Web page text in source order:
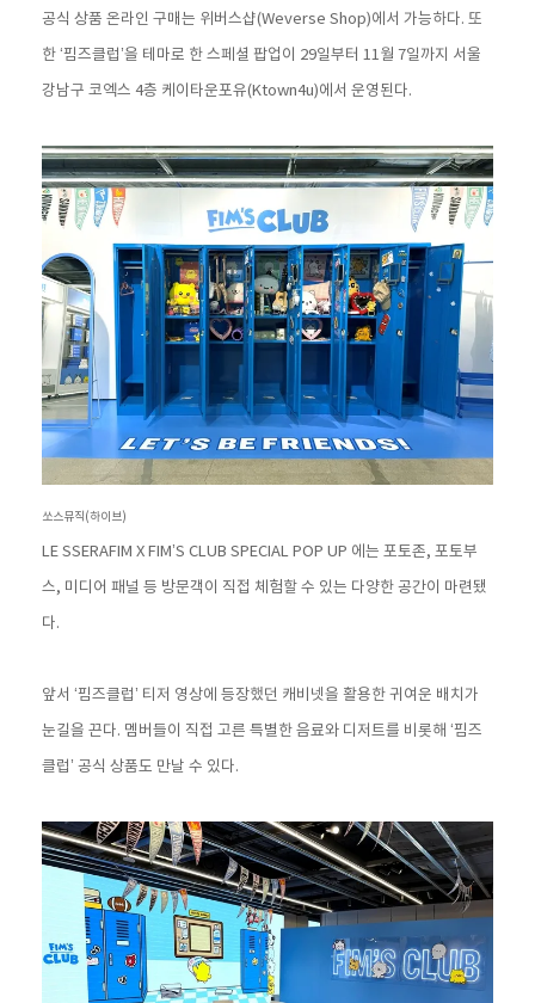
공식 상품 온라인 구매는 위버스샵(Weverse Shop)에서 가능하다. 또
한 ‘핌즈클럽’을 테마로 한 스페셜 팝업이 29일부터 11월 7일까지 서울
강남구 코엑스 4층 케이타운포유(Ktown4u)에서 운영된다.
쏘스뮤직(하이브)
LE SSERAFIM X FIM’S CLUB SPECIAL POP UP 에는 포토존, 포토부
스, 미디어 패널 등 방문객이 직접 체험할 수 있는 다양한 공간이 마련됐
다.
앞서 ‘핌즈클럽’ 티저 영상에 등장했던 캐비넷을 활용한 귀여운 배치가
눈길을 끈다. 멤버들이 직접 고른 특별한 음료와 디저트를 비롯해 ‘핌즈
클럽’ 공식 상품도 만날 수 있다.